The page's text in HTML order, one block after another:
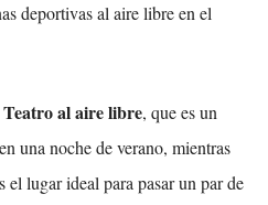
deportivas al aire libre en el
Teatro al aire libre, que es un
una noche de verano, mientras
el lugar ideal para pasar un par de